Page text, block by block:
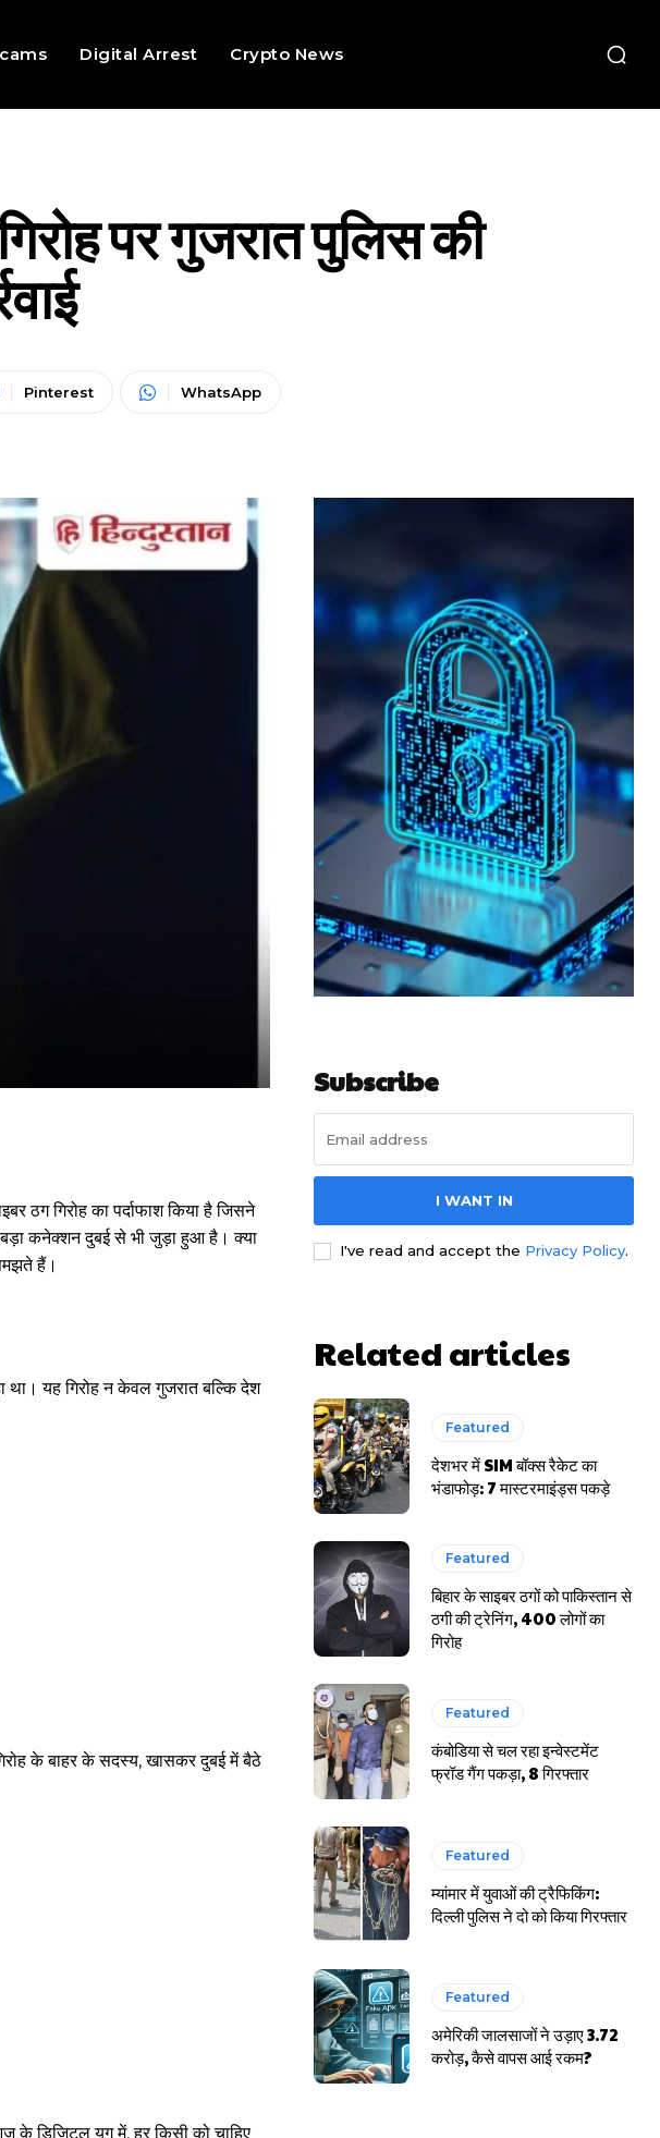
Digital Arrest Crypto News
पर गुजरात पुलिस की
Pinterest WhatsApp
ठग गिरोह का पर्दाफाश किया है जिसने
बड़ा कनेक्शन दुबई से भी जुड़ा हुआ है। क्या
हैं।
यह गिरोह न केवल गुजरात बल्कि देश
के बाहर के सदस्य, खासकर दुबई में बैठे
के डिजिटल युग में, हर किसी को चाहिए
Subscribe
I WANT IN
I've read and accept the Privacy Policy.
Related articles
Featured
देशभर में SIM बॉक्स रैकेट का
भंडाफोड़: 7 मास्टरमाइंड्स पकड़े
Featured
बिहार के साइबर ठगों को पाकिस्तान से
ठगी की ट्रेनिंग, 400 लोगों का
गिरोह
Featured
कंबोडिया से चल रहा इन्वेस्टमेंट
फ्रॉड गैंग पकड़ा, 8 गिरफ्तार
Featured
म्यांमार में युवाओं की ट्रैफिकिंग:
दिल्ली पुलिस ने दो को किया गिरफ्तार
Featured
अमेरिकी जालसाजों ने उड़ाए 3.72
करोड़, कैसे वापस आई रकम?